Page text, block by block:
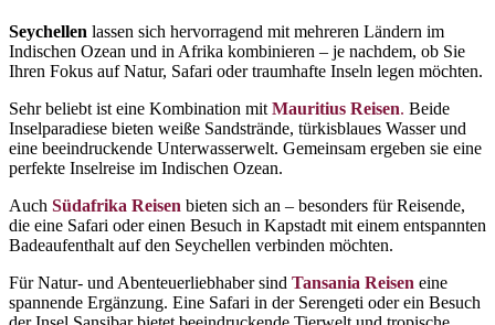
Seychellen lassen sich hervorragend mit mehreren Ländern im
Indischen Ozean und in Afrika kombinieren – je nachdem, ob Sie
Ihren Fokus auf Natur, Safari oder traumhafte Inseln legen möchten.
Sehr beliebt ist eine Kombination mit Mauritius Reisen. Beide
Inselparadiese bieten weiße Sandstrände, türkisblaues Wasser und
eine beeindruckende Unterwasserwelt. Gemeinsam ergeben sie eine
perfekte Inselreise im Indischen Ozean.
Auch Südafrika Reisen bieten sich an – besonders für Reisende,
die eine Safari oder einen Besuch in Kapstadt mit einem entspannten
Badeaufenthalt auf den Seychellen verbinden möchten.
Für Natur- und Abenteuerliebhaber sind Tansania Reisen eine
spannende Ergänzung. Eine Safari in der Serengeti oder ein Besuch